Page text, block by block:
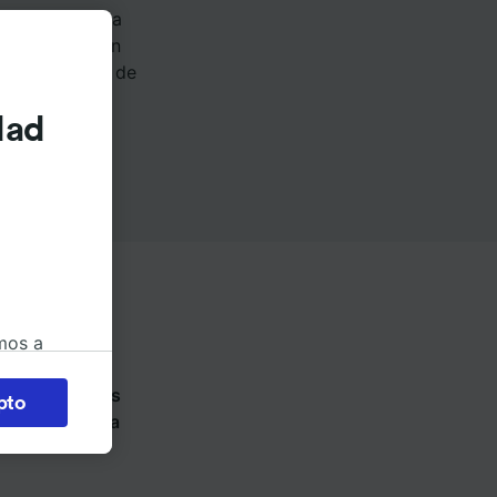
Selly Oak a
& Islington
de
click en las
ofrece cada
a
la